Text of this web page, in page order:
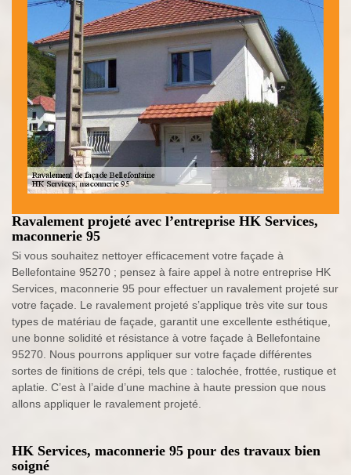
Ravalement projeté avec l’entreprise HK Services,
maconnerie 95
Si vous souhaitez nettoyer efficacement votre façade à
Bellefontaine 95270 ; pensez à faire appel à notre entreprise HK
Services, maconnerie 95 pour effectuer un ravalement projeté sur
votre façade. Le ravalement projeté s’applique très vite sur tous
types de matériau de façade, garantit une excellente esthétique,
une bonne solidité et résistance à votre façade à Bellefontaine
95270. Nous pourrons appliquer sur votre façade différentes
sortes de finitions de crépi, tels que : talochée, frottée, rustique et
aplatie. C’est à l’aide d’une machine à haute pression que nous
allons appliquer le ravalement projeté.
HK Services, maconnerie 95 pour des travaux bien
soigné